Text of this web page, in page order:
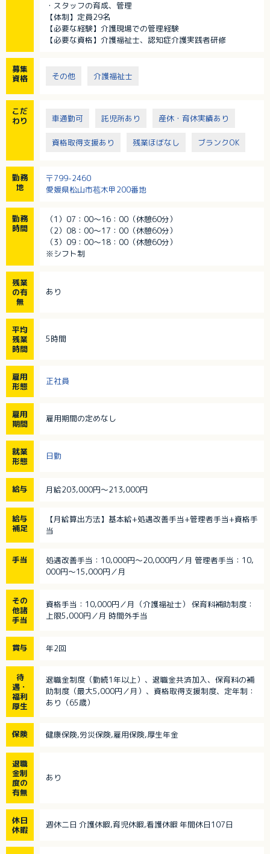
・スタッフの育成、管理
【体制】定員29名
【必要な経験】介護現場での管理経験
【必要な資格】介護福祉士、認知症介護実践者研修
募集
資格
その他 介護福祉士
こだ
わり
車通勤可 託児所あり 産休・育休実績あり
資格取得支援あり 残業ほぼなし ブランクOK
勤務
地
〒799-2460
愛媛県松山市苞木甲200番地
勤務
時間
（1）07：00～16：00（休憩60分）
（2）08：00～17：00（休憩60分）
（3）09：00～18：00（休憩60分）
※シフト制
残業
の有
無
あり
平均
残業
時間
5時間
雇用
形態
正社員
雇用
期間
雇用期間の定めなし
就業
形態
日勤
給与 月給203,000円～213,000円
給与
補足
【月給算出方法】基本給+処遇改善手当+管理者手当+資格手
当
手当
処遇改善手当：10,000円～20,000円／月 管理者手当：10,
000円～15,000円／月
その
他諸
手当
資格手当：10,000円／月（介護福祉士） 保育料補助制度：
上限5,000円／月 時間外手当
賞与 年2回
待
遇・
福利
厚生
退職金制度（勤続1年以上）、退職金共済加入、保育料の補
助制度（最大5,000円／月）、資格取得支援制度、定年制：
あり（65歳）
保険 健康保険,労災保険,雇用保険,厚生年金
退職
金制
度の
有無
あり
休日
休暇
週休二日 介護休暇,育児休暇,看護休暇 年間休日107日